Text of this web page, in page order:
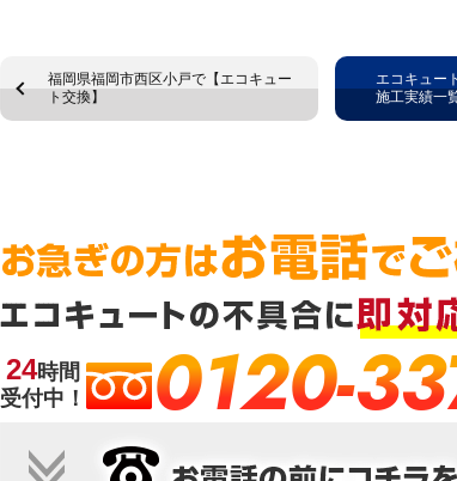
福岡県福岡市西区小戸で【エコキュー
ト交換】
エコキュート
施工実績一
24時間
受付中！
0120-